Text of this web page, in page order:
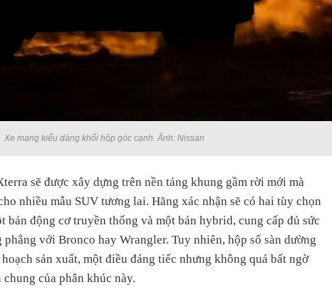
Xe mang kiểu dáng khối hộp góc cạnh. Ảnh: Nissan
sẽ được xây dựng trên nền tảng khung gầm rời mới mà
nhiều mẫu SUV tương lai. Hãng xác nhận sẽ có hai tùy chọn
bản động cơ truyền thống và một bản hybrid, cung cấp đủ sức
phẳng với Bronco hay Wrangler. Tuy nhiên, hộp số sàn dường
sản xuất, một điều đáng tiếc nhưng không quá bất ngờ
của phân khúc này.